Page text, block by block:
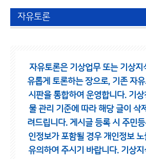
자유토론
자유토론은 기상업무 또는 기상지
유롭게 토론하는 장으로, 기존 자
시판을 통합하여 운영합니다. 기상
물 관리 기준에 따라 해당 글이 삭
려드립니다. 게시글 등록 시 주민
인정보가 포함될 경우 개인정보 노
유의하여 주시기 바랍니다. 기상